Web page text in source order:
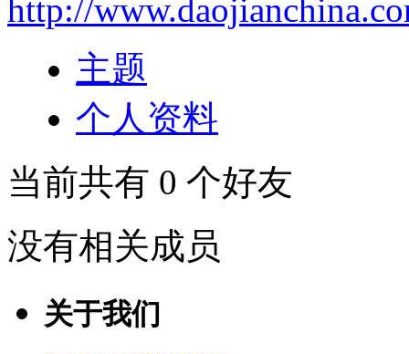
http://
主题
个人资料
当前共有 0 个好友
没有相关成员
关于我们